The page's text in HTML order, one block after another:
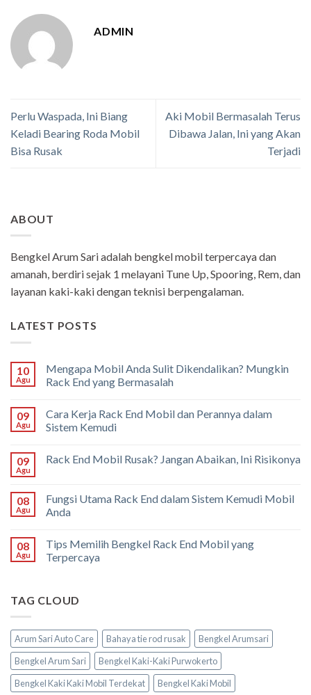
ABOUT
Bengkel Arum Sari adalah bengkel mobil terpercaya dan
amanah, berdiri sejak 1 melayani Tune Up, Spooring, Rem, dan
layanan kaki-kaki dengan teknisi berpengalaman.
LATEST POSTS
10
Agu
Mengapa Mobil Anda Sulit Dikendalikan? Mungkin
Rack End yang Bermasalah
09
Agu
Cara Kerja Rack End Mobil dan Perannya dalam
Sistem Kemudi
09
Agu
Rack End Mobil Rusak? Jangan Abaikan, Ini Risikonya
08
Agu
Fungsi Utama Rack End dalam Sistem Kemudi Mobil
Anda
08
Agu
Tips Memilih Bengkel Rack End Mobil yang
Terpercaya
TAG CLOUD
Arum Sari Auto Care Bahaya tie rod rusak
Bengkel Arumsari
Bengkel Arum Sari
Bengkel Kaki-Kaki Purwokerto
Bengkel Kaki Kaki Mobil Terdekat
Bengkel Kaki Mobil
ADMIN
Perlu Waspada, Ini Biang
Keladi Bearing Roda Mobil
Bisa Rusak
Aki Mobil Bermasalah Terus
Dibawa Jalan, Ini yang Akan
Terjadi